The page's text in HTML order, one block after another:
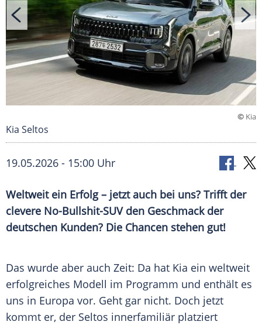
© Kia
Kia Seltos
19.05.2026 - 15:00 Uhr
Weltweit ein Erfolg – jetzt auch bei uns? Trifft der
clevere No-Bullshit-SUV den Geschmack der
deutschen Kunden? Die Chancen stehen gut!
Das wurde aber auch Zeit: Da hat Kia ein weltweit
erfolgreiches Modell im Programm und enthält es
uns in Europa vor. Geht gar nicht. Doch jetzt
kommt er, der Seltos innerfamiliär platziert